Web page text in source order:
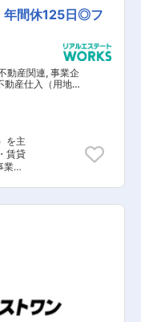
■
、
募
も
で
りま
す
ま
ひ
の
ンの
く、
門
進
使
のと
目指
た
を実
を展
が加
して
年間休125日◎フ
動産関連, 事業企
動産仕入（用地・
を主
賃貸
企
て